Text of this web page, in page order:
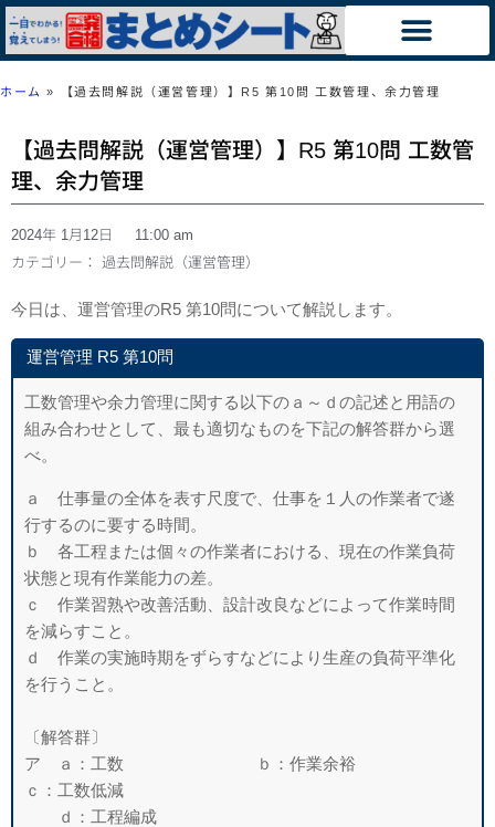
ホーム » 【過去問解説（運営管理）】R5 第10問 工数管理、余力管理
【過去問解説（運営管理）】R5 第10問 工数管
理、余力管理
2024年 1月12日
11:00 am
カテゴリー： 過去問解説（運営管理）
今日は、運営管理のR5 第10問について解説します。
運営管理 R5 第10問
工数管理や余力管理に関する以下のａ～ｄの記述と用語の
組み合わせとして、最 も適切なものを下記の解答群から選
べ。
ａ 仕事量の全体を表す尺度で、仕事を１人の作業者で遂
行するのに要する時間。
ｂ 各工程または個々の作業者における、現在の作業負荷
状態と現有作業能力の差。
ｃ 作業習熟や改善活動、設計改良などによって作業時間
を減らすこと。
ｄ 作業の実施時期をずらすなどにより生産の負荷平準化
を行うこと。
〔解答群〕
ア ａ：工数 ｂ：作業余裕
ｃ：工数低減
ｄ：工程編成